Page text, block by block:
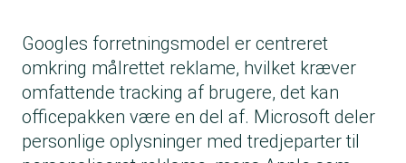
Googles forretningsmodel er centreret
omkring målrettet reklame, hvilket kræver
omfattende tracking af brugere, det kan
officepakken være en del af. Microsoft deler
personlige oplysninger med tredjeparter til